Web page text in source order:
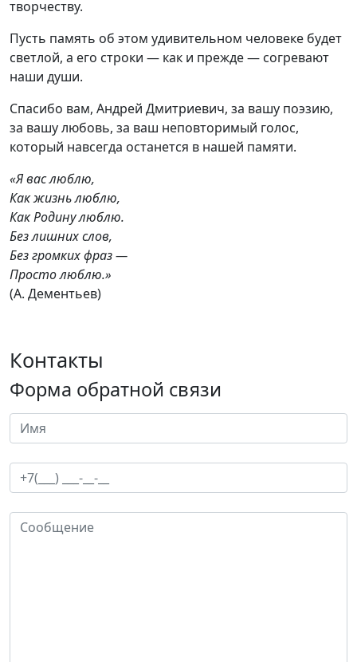
творчеству.
Пусть память об этом удивительном человеке будет
светлой, а его строки — как и прежде — согревают
наши души.
Спасибо вам, Андрей Дмитриевич, за вашу поэзию,
за вашу любовь, за ваш неповторимый голос,
который навсегда останется в нашей памяти.
«Я вас люблю,
Как жизнь люблю,
Как Родину люблю.
Без лишних слов,
Без громких фраз —
Просто люблю.»
(А. Дементьев)
Контакты
Форма обратной связи